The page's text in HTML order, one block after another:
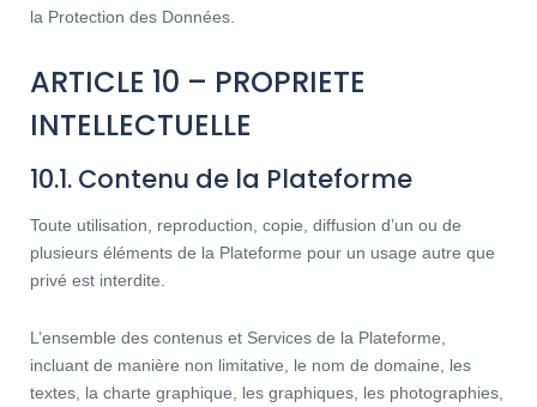
la Protection des Données.
ARTICLE 10 – PROPRIETE
INTELLECTUELLE
10.1. Contenu de la Plateforme
Toute utilisation, reproduction, copie, diffusion d’un ou de
plusieurs éléments de la Plateforme pour un usage autre que
privé est interdite.
L’ensemble des contenus et Services de la Plateforme,
incluant de manière non limitative, le nom de domaine, les
textes, la charte graphique, les graphiques, les photographies,